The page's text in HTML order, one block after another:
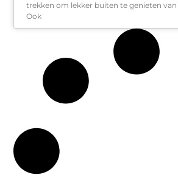
trekken om lekker buiten te genieten
Ook